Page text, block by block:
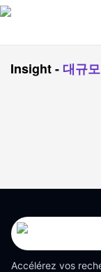
Insight- 대규
Accélérez vos